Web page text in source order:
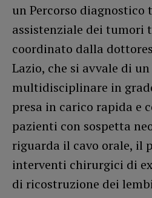
un Percorso diagnostico
assistenziale dei tumori
coordinato dalla
Lazio, che si avvale di
multidisciplinare in
presa in carico rapida e
pazienti con sospetta
riguarda il cavo orale, il
interventi chirurgici di
di ricostruzione dei